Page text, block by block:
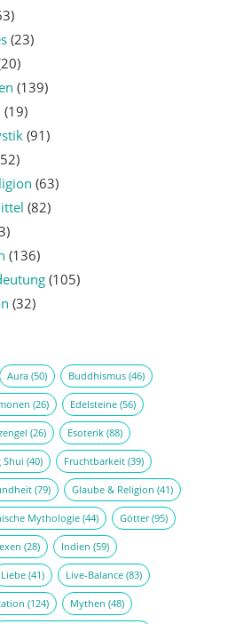
(23)
(139)
(19)
(91)
(63)
(82)
(136)
(105)
(32)
Aura(50) Buddhismus(46)
(26) Edelsteine(56)
(26) Esoterik(88)
Shui (40) Fruchtbarkeit(39)
(79) Glaube & Religion (41)
Mythologie(44) Götter(95)
(28) Indien (59)
Liebe(41) Live-Balance(83)
(124) Mythen (48)